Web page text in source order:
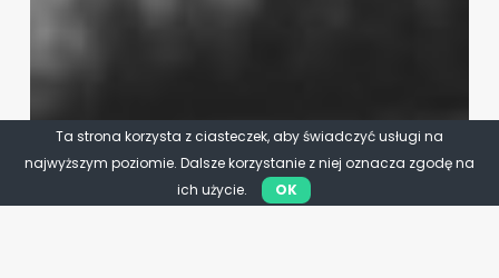
Ta strona korzysta z ciasteczek, aby świadczyć usługi na
najwyższym poziomie. Dalsze korzystanie z niej oznacza zgodę na
ich użycie.
OK